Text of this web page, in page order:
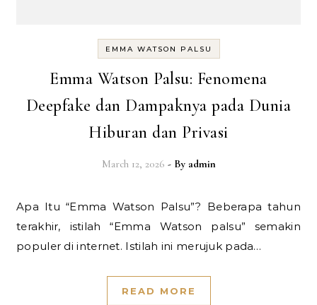
EMMA WATSON PALSU
Emma Watson Palsu: Fenomena
Deepfake dan Dampaknya pada Dunia
Hiburan dan Privasi
March 12, 2026 - By admin
Apa Itu “Emma Watson Palsu”? Beberapa tahun
terakhir, istilah “Emma Watson palsu” semakin
populer di internet. Istilah ini merujuk pada…
READ MORE